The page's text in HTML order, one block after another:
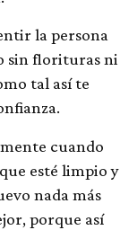
la persona
sin florituras ni
tal así te
cuando
esté limpio y
nada más
porque así